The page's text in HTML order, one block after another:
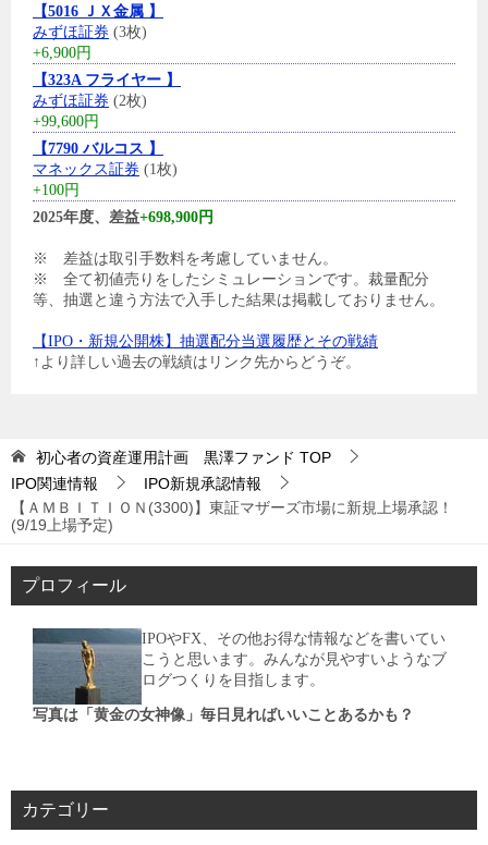
【5016 ＪＸ金属 】
みずほ証券 (3枚)
+6,900円
【323A フライヤー 】
みずほ証券 (2枚)
+99,600円
【7790 バルコス 】
マネックス証券 (1枚)
+100円
2025年度、差益+698,900円
※ 差益は取引手数料を考慮していません。
※ 全て初値売りをしたシミュレーションです。裁量配分
等、抽選と違う方法で入手した結果は掲載しておりません。
【IPO・新規公開株】抽選配分当選履歴とその戦績
↑より詳しい過去の戦績はリンク先からどうぞ。
初心者の資産運用計画 黒澤ファンド TOP
IPO関連情報
IPO新規承認情報
【ＡＭＢＩＴＩＯＮ(3300)】東証マザーズ市場に新規上場承認！
(9/19上場予定)
プロフィール
IPOやFX、その他お得な情報などを書いてい
こうと思います。みんなが見やすいようなブ
ログつくりを目指します。
写真は「黄金の女神像」毎日見ればいいことあるかも？
カテゴリー